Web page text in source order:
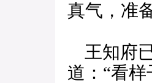
真气，准
王知府
道：“看